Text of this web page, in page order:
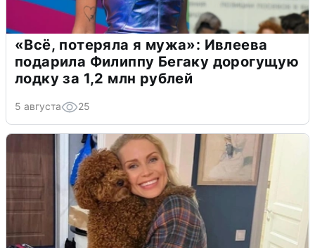
«Всё, потеряла я мужа»: Ивлеева
подарила Филиппу Бегаку дорогущую
лодку за 1,2 млн рублей
5 августа 25